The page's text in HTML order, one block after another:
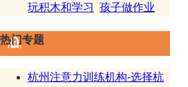
玩积木和学习 孩子做作业
热门专题
杭州注意力训练机构-选择杭